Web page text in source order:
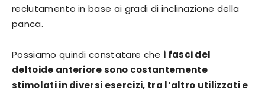
reclutamento in base ai gradi di inclinazione della
panca.
Possiamo quindi constatare che i fasci del
deltoide anteriore sono costantemente
stimolati in diversi esercizi, tra l’altro utilizzati e